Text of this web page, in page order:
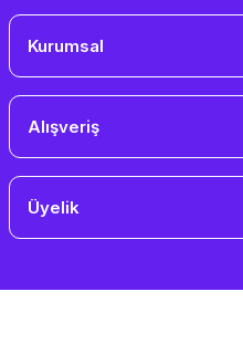
Kurumsal
Alışveriş
Üyelik